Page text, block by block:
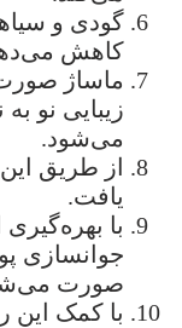
گودی و
کاهش
ماساژ صورت
زیبایی نو
می‌شود.
از طریق
یافت.
با
جوانسازی
صورت
با کمک